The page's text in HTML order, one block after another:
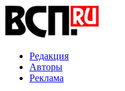
Редакция
Авторы
Реклама